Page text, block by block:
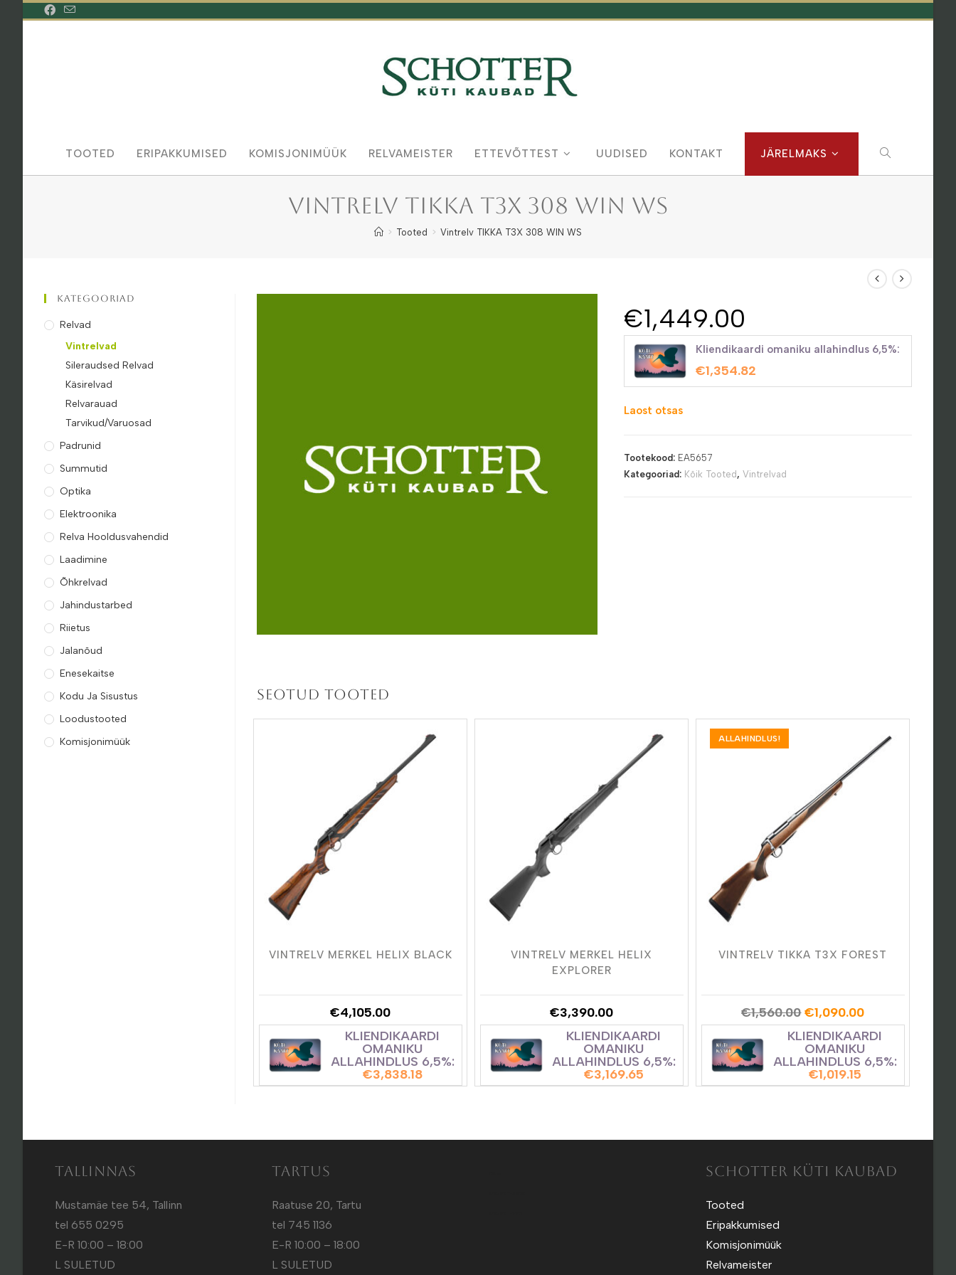
TOOTED ERIPAKKUMISED KOMISJONIMÜÜK RELVAMEISTER ETTEVÕTTEST UUDISED KONTAKT JÄRELMAKS TOGGLE
Vintrelv TIKKA T3X 308 WIN WS
> Tooted > Vintrelv TIKKA T3X 308 WIN WS
€1,449.00
Kliendikaardi omaniku allahindlus 6,5%:
€1,354.82
Laost otsas
Tootekood: EA5657
Kategooriad: Kõik Tooted , Vintrelvad
Seotud tooted
VINTRELV MERKEL HELIX BLACK
€4,105.00
KLIENDIKAARDI
OMANIKU
ALLAHINDLUS 6,5%:
€3,838.18
VINTRELV MERKEL HELIX
EXPLORER
€3,390.00
KLIENDIKAARDI
OMANIKU
ALLAHINDLUS 6,5%:
€3,169.65
ALLAHINDLUS!
VINTRELV TIKKA T3X FOREST
€1,560.00 ALGNE
HIND
OLI:
€1,560.00.
€1,090.00PRAEGUNE
ON:
€1,090.00.
KLIENDIKAARDI
OMANIKU
ALLAHINDLUS 6,5%:
€1,019.15
Kategooriad
Relvad
Vintrelvad
Sileraudsed Relvad
Käsirelvad
Relvarauad
Tarvikud/Varuosad
Padrunid
Summutid
Optika
Elektroonika
Relva Hooldusvahendid
Laadimine
Õhkrelvad
Jahindustarbed
Riietus
Jalanõud
Enesekaitse
Kodu Ja Sisustus
Loodustooted
Komisjonimüük
Tallinnas
Mustamäe tee 54, Tallinn
tel 655 0295
E-R 10:00 – 18:00
L SULETUD
Tartus
Raatuse 20, Tartu
tel 745 1136
E-R 10:00 – 18:00
L SULETUD
SCHOTTER KÜTI KAUBAD
Tooted
Eripakkumised
Komisjonimüük
Relvameister